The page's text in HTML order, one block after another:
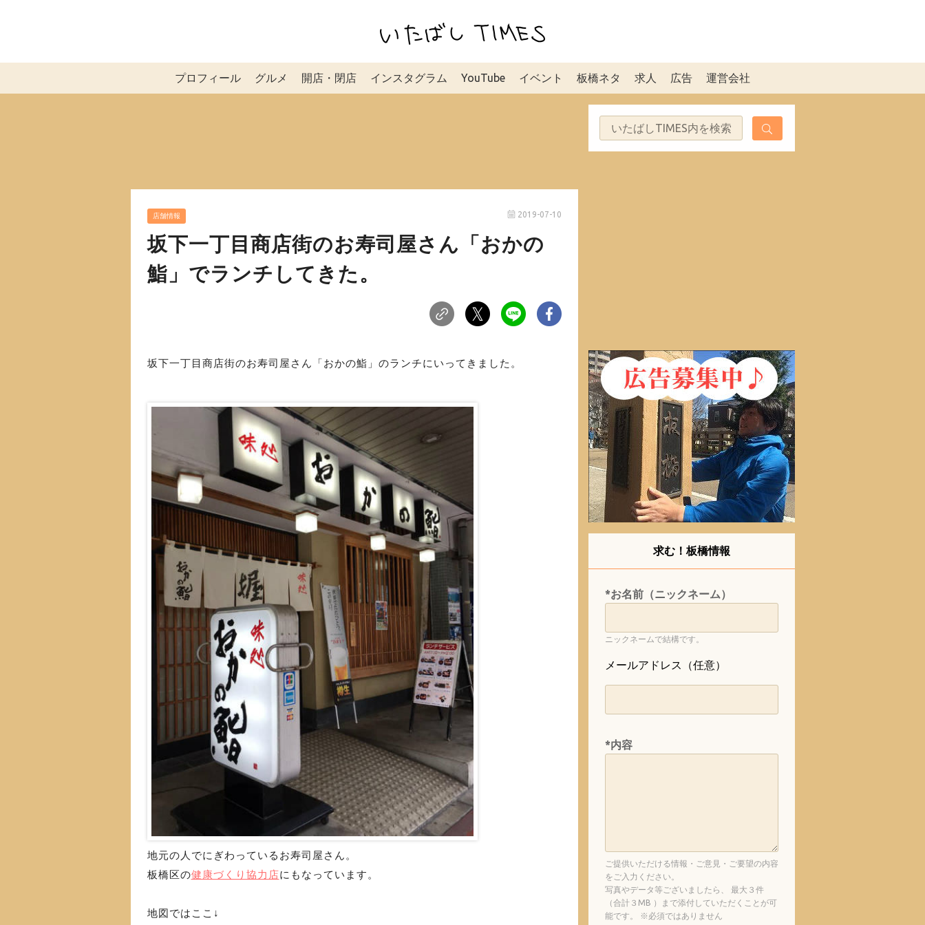
プロフィール グルメ 開店・閉店 インスタグラム YouTube イベント 板橋ネタ 求人 広告 運営会社
店舗情報 2019-07-10
坂下一丁目商店街のお寿司屋さん「おかの
鮨」でランチしてきた。
坂下一丁目商店街のお寿司屋さん「おかの鮨」のランチにいってきました。
地元の人でにぎわっているお寿司屋さん。
板橋区の健康づくり協力店にもなっています。
地図ではここ↓
求む！板橋情報
*お名前（ニックネーム）
ニックネームで結構です。
メールアドレス（任意）
*内容
ご提供いただける情報・ご意見・ご要望の内容
をご入力ください。
写真やデータ等ございましたら、 最大３件
（合計３MB ）まで添付していただくことが可
能です。 ※必須ではありません